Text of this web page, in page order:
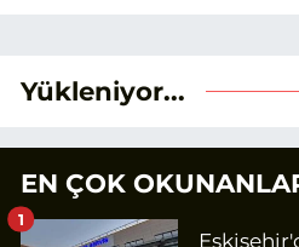
Yükleniyor...
EN ÇOK
1